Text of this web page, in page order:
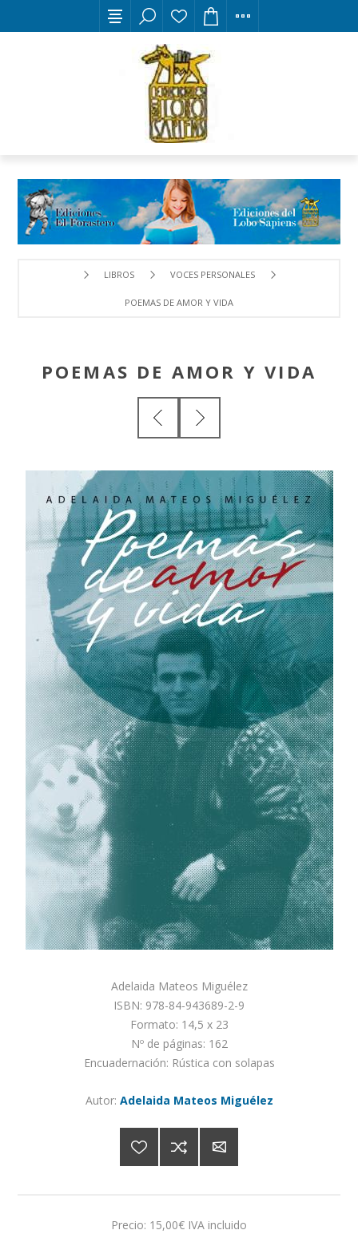
LIBROS VOCES PERSONALES
POEMAS DE AMOR Y VIDA
POEMAS DE AMOR Y VIDA
Adelaida Mateos Miguélez
ISBN: 978-84-943689-2-9
Formato: 14,5 x 23
Nº de páginas: 162
Encuadernación: Rústica con solapas
Autor: Adelaida Mateos Miguélez
Precio: 15,00€ IVA incluido